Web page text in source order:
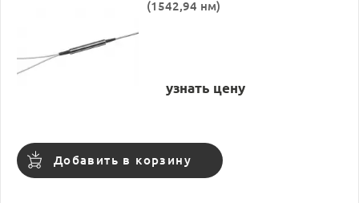
(1542,94 нм)
узнать цену
Добавить в корзину